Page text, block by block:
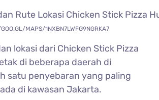
MAPS/1NXBN7LWFG9NGRKA7
lokasi dari Chicken Stick Pizza
di beberapa daerah di
satu penyebaran yang paling
di kawasan Jakarta.